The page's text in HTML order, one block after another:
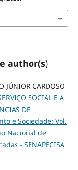
author(s)
JÚNIOR CARDOSO
SOCIAL E A
DE
e Sociedade: Vol.
Nacional de
- SENAPECISA